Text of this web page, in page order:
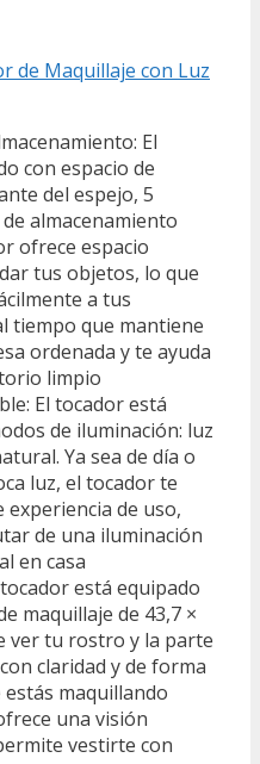
de Maquillaje con Luz
El
con espacio de
del espejo, 5
almacenamiento
ofrece espacio
tus objetos, lo que
a tus
tiempo que mantiene
ordenada y te ayuda
limpio
El tocador está
de iluminación: luz
Ya sea de día o
luz, el tocador te
de uso,
de una iluminación
en casa
está equipado
maquillaje de 43,7 ×
ver tu rostro y la parte
claridad y de forma
maquillando
una visión
vestirte con